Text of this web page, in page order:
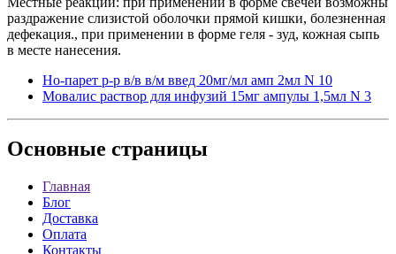
раздражение слизистой оболочки прямой кишки, болезненная
дефекация., при применении в форме геля - зуд, кожная сыпь
в месте нанесения.
Но-парет р-р в/в в/м введ 20мг/мл амп 2мл N 10
Мовалис раствор для инфузий 15мг ампулы 1,5мл N 3
Основные страницы
Главная
Блог
Доставка
Оплата
Контакты